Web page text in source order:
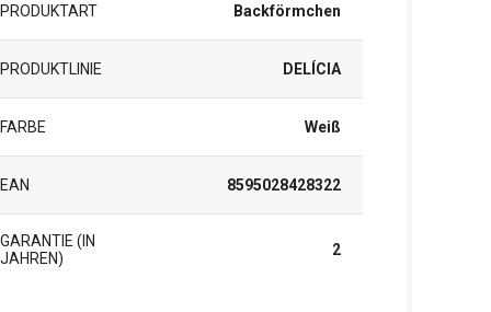
PRODUKTART Backförmchen
PRODUKTLINIE DELÍCIA
FARBE Weiß
EAN 8595028428322
GARANTIE (IN
JAHREN)
2